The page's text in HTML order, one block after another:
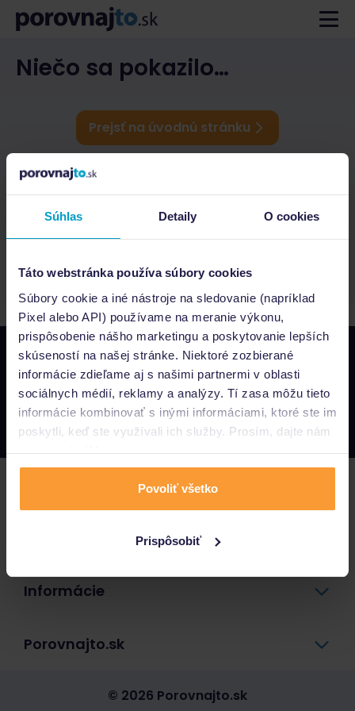
Súhlas Detaily O cookies
Táto webstránka používa súbory cookies
Súbory cookie a iné nástroje na sledovanie (napríklad
Pixel alebo API) používame na meranie výkonu,
prispôsobenie nášho marketingu a poskytovanie lepších
skúseností na našej stránke. Niektoré zozbierané
informácie zdieľame aj s našimi partnermi v oblasti
sociálnych médií, reklamy a analýzy. Tí zasa môžu tieto
informácie kombinovať s inými informáciami, ktoré ste im
poskytli, keď ste využívali ich služby. Prosím, dajte nám
na to svoj súhlas.
Povoliť všetko
Prispôsobiť
Niečo sa pokazilo…
Prejsť na úvodnú stránku
Napíšte nám
info@porovnajto.sk
Zavolajte nám
0800 400 300
Informácie
Porovnajto.sk
© 2026 Porovnajto.sk